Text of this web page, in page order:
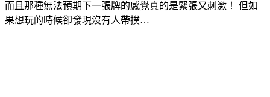
而且那種無法預期下一張牌的感覺真的是緊張又刺激！ 但如
果想玩的時候卻發現沒有人帶撲…